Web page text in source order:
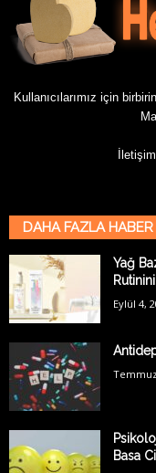
Kullanıcılarımız için
DAHA FAZLA HABER
Yağ
Eylül 4,
Basa